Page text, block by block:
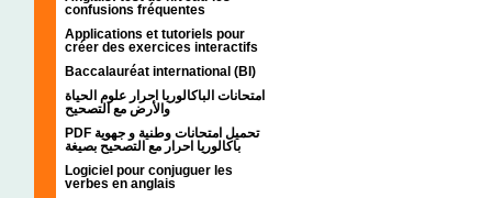
confusions fréquentes
Applications et tutoriels pour
créer des exercices interactifs
Baccalauréat international (BI)
امتحانات الباكالوريا احرار علوم الحياة
والأرض مع التصحيح
PDF تحميل امتحانات وطنية و جهوية
باكالوريا احرار مع التصحيح بصيغة
Logiciel pour conjuguer les
verbes en anglais